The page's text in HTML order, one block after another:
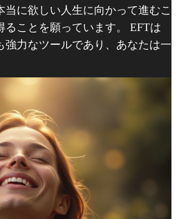
に欲しい人生に向かって進むこ
ることを願っています。 EFTは
強力なツールであり、あなたは一